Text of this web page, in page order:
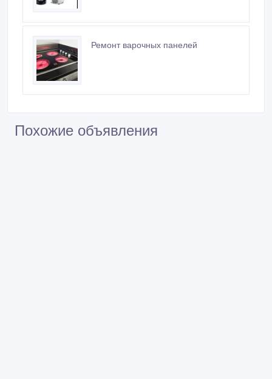
Ремонт варочных панелей
Похожие объявления